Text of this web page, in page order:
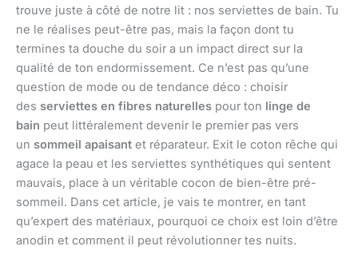
trouve juste à côté de notre lit : nos serviettes de bain. Tu
ne le réalises peut-être pas, mais la façon dont tu
termines ta douche du soir a un impact direct sur la
qualité de ton endormissement. Ce n’est pas qu’une
question de mode ou de tendance déco : choisir
des serviettes en fibres naturelles pour ton linge de
bain peut littéralement devenir le premier pas vers
un sommeil apaisant et réparateur. Exit le coton rêche qui
agace la peau et les serviettes synthétiques qui sentent
mauvais, place à un véritable cocon de bien-être pré-
sommeil. Dans cet article, je vais te montrer, en tant
qu’expert des matériaux, pourquoi ce choix est loin d’être
anodin et comment il peut révolutionner tes nuits.